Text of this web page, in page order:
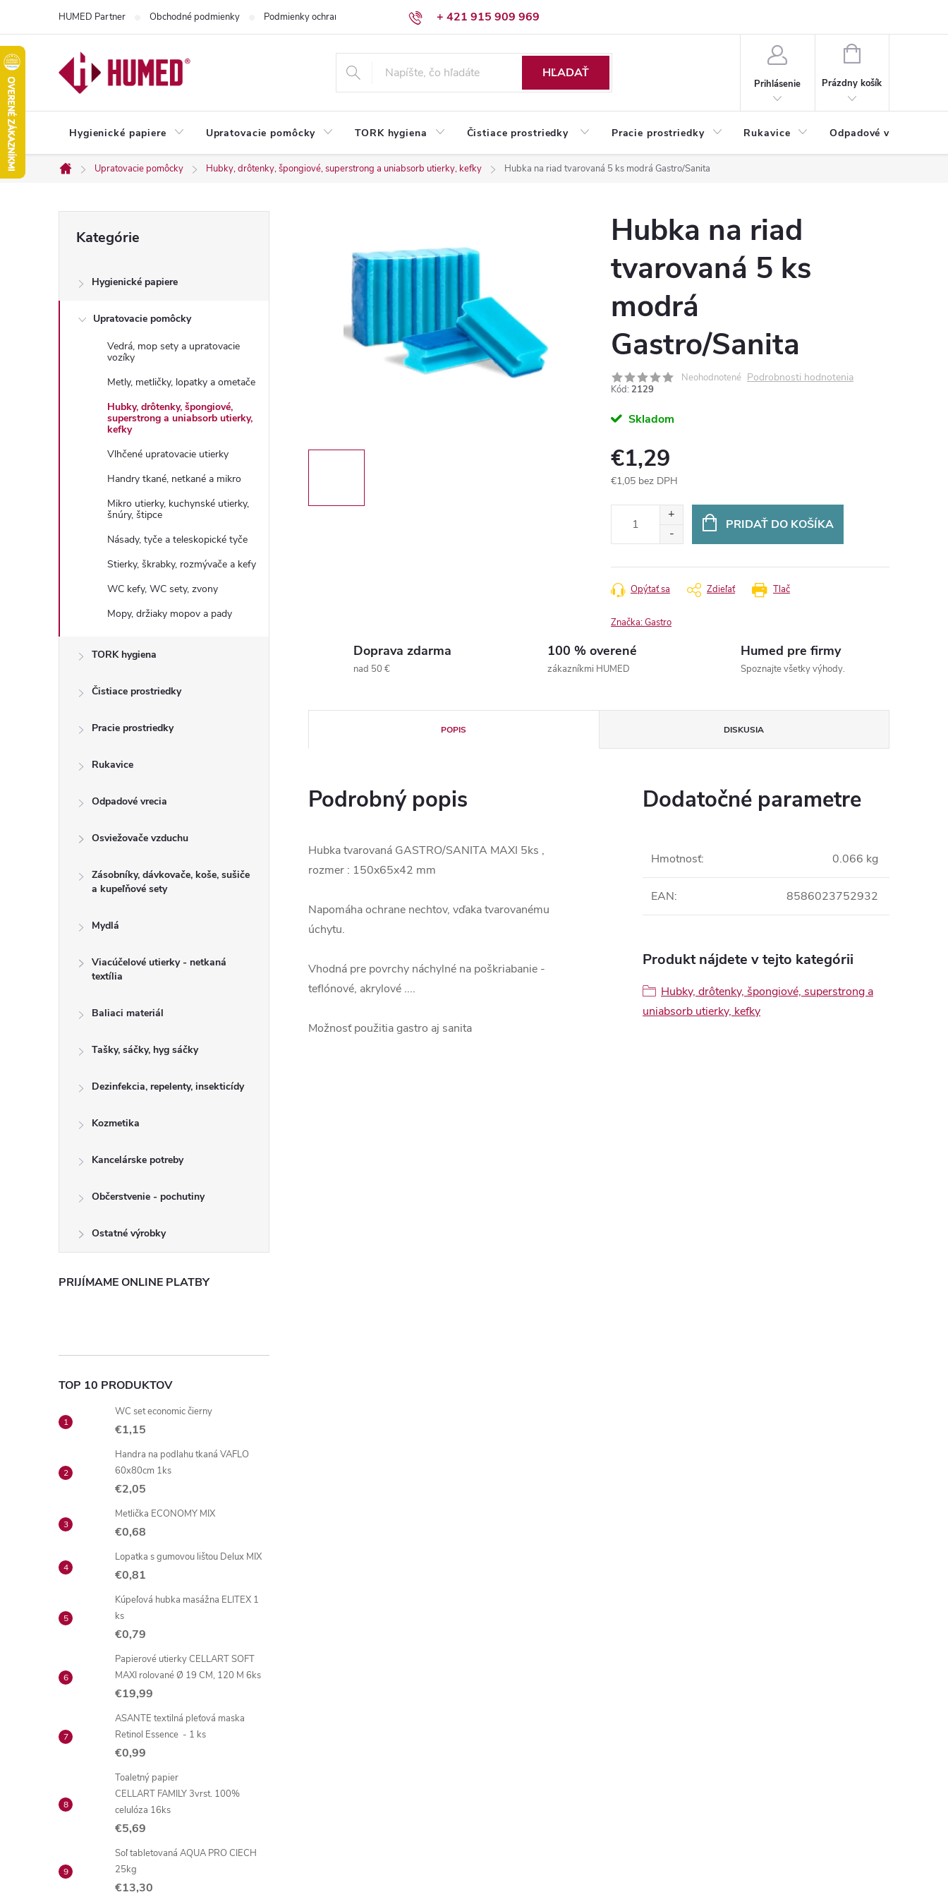
obsah
+ 421 915 909 969
HUMED Partner Obchodné podmienky Podmienky ochrany osobných údajov Reklamačný poriadok
HĽADAŤ
Prihlásenie
NÁKUPNÝ
Prázdny košík
Hygienické papiere Upratovacie pomôcky TORK hygiena Čistiace prostriedky Pracie prostriedky Rukavice Odpadové vrecia
Domov
Upratovacie pomôcky Hubky, drôtenky, špongiové, superstrong a uniabsorb utierky, kefky Hubka na riad tvarovaná 5 ks modrá Gastro/Sanita
č
kategórie
Kategórie
Hygienické papiere
Upratovacie pomôcky
Vedrá, mop sety a upratovacie
vozíky
Metly, metličky, lopatky a ometače
Hubky, drôtenky, špongiové,
superstrong a uniabsorb utierky,
kefky
Vlhčené upratovacie utierky
Handry tkané, netkané a mikro
Mikro utierky, kuchynské utierky,
šnúry, štipce
Násady, tyče a teleskopické tyče
Stierky, škrabky, rozmývače a kefy
WC kefy, WC sety, zvony
Mopy, držiaky mopov a pady
TORK hygiena
Čistiace prostriedky
Pracie prostriedky
Rukavice
Odpadové vrecia
Osviežovače vzduchu
Zásobníky, dávkovače, koše, sušiče
a kupeľňové sety
Mydlá
Viacúčelové utierky - netkaná
textília
Baliaci materiál
Tašky, sáčky, hyg sáčky
Dezinfekcia, repelenty, insekticídy
Kozmetika
Kancelárske potreby
Občerstvenie - pochutiny
Ostatné výrobky
PRIJÍMAME ONLINE PLATBY
TOP 10 PRODUKTOV
WC set economic čierny
€1,15
Handra na podlahu tkaná VAFLO
60x80cm 1ks
€2,05
Metlička ECONOMY MIX
€0,68
Lopatka s gumovou lištou Delux MIX
€0,81
Kúpeľová hubka masážna ELITEX 1
ks
€0,79
Papierové utierky CELLART SOFT
MAXI rolované Ø 19 CM, 120 M 6ks
€19,99
ASANTE textilná pleťová maska
Retinol Essence - 1 ks
€0,99
Toaletný papier
CELLART FAMILY 3vrst. 100%
celulóza 16ks
€5,69
Soľ tabletovaná AQUA PRO CIECH
25kg
€13,30
Hubka na riad
tvarovaná 5 ks
modrá
Gastro/Sanita
Neohodnotené Podrobnosti hodnotenia
Kód: 2129
Skladom
€1,29
€1,05 bez DPH
PRIDAŤ DO KOŠÍKA
Tlač
Opýtať sa Zdieľať
Značka:Gastro
Doprava zdarma
nad 50 €
100 % overené
zákazníkmi HUMED
Humed pre firmy
Spoznajte všetky výhody.
POPIS DISKUSIA
Podrobný popis
Hubka tvarovaná GASTRO/SANITA MAXI 5ks ,
rozmer : 150x65x42 mm
Napomáha ochrane nechtov, vďaka tvarovanému
úchytu.
Vhodná pre povrchy náchylné na poškriabanie -
teflónové, akrylové ....
Možnosť použitia gastro aj sanita
Dodatočné parametre
Hmotnosť: 0.066 kg
EAN: 8586023752932
Produkt nájdete v tejto kategórii
Hubky, drôtenky, špongiové, superstrong a
uniabsorb utierky, kefky